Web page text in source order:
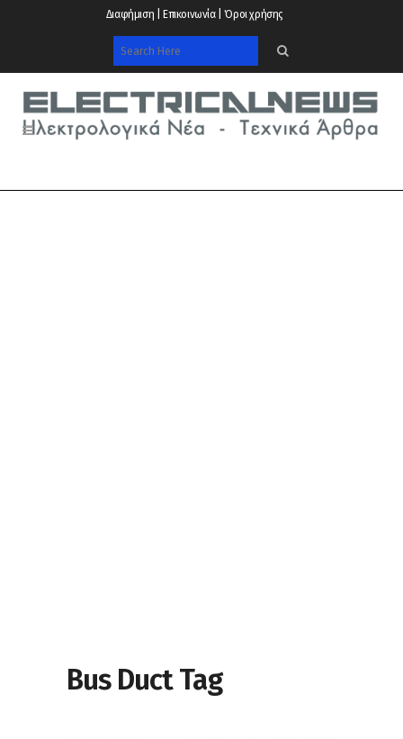
Διαφήμιση | Επικοινωνία | Όροι χρήσης
Bus Duct Tag